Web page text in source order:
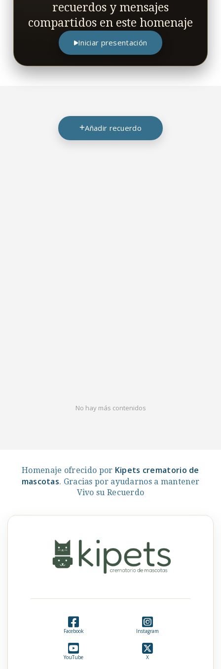
recuerdos y mensajes
compartidos en este homenaje
Iniciar presentación
Añadir recuerdo
No hay más contenidos
Homenaje ofrecido por Kipets crematorio de
mascotas. Gracias por ayudarnos a mantener
Vivo su Recuerdo
Facebook Instagram
YouTube X